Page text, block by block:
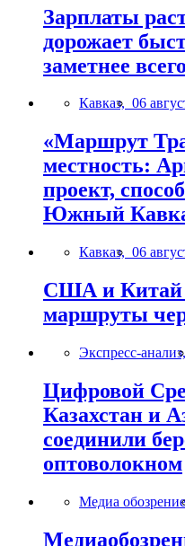
Зарплаты
дорожает
заметнее всего
Кавказ, 06
«Маршрут
местность:
проект,
Южный
Кавказ, 06
США и Китай
маршруты
Экспресс-анализ,
Цифровой
Казахстан и
соединили
оптоволокном
Медиа